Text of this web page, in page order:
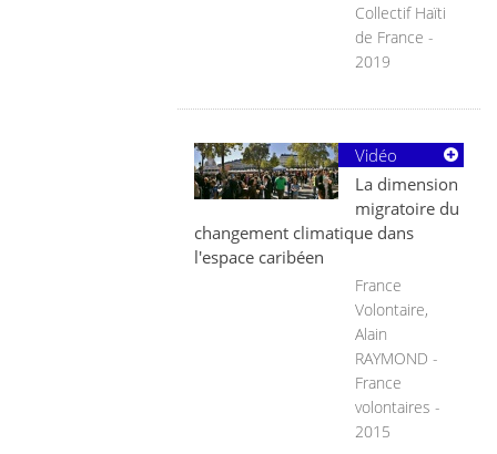
Collectif Haïti
de France -
2019
Vidéo
La dimension
migratoire du
changement climatique dans
l'espace caribéen
France
Volontaire,
Alain
RAYMOND -
France
volontaires -
2015